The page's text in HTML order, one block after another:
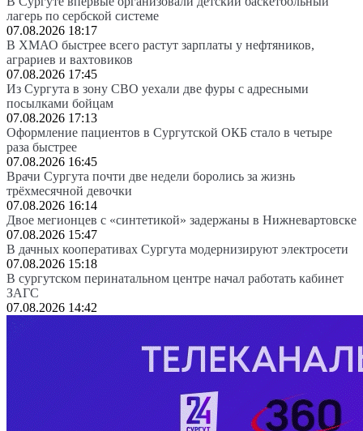
лагерь по сербской системе
07.08.2026 18:17
В ХМАО быстрее всего растут зарплаты у нефтяников,
аграриев и вахтовиков
07.08.2026 17:45
Из Сургута в зону СВО уехали две фуры с адресными
посылками бойцам
07.08.2026 17:13
Оформление пациентов в Сургутской ОКБ стало в четыре
раза быстрее
07.08.2026 16:45
Врачи Сургута почти две недели боролись за жизнь
трёхмесячной девочки
07.08.2026 16:14
Двое мегионцев с «синтетикой» задержаны в Нижневартовске
07.08.2026 15:47
В дачных кооперативах Сургута модернизируют электросети
07.08.2026 15:18
В сургутском перинатальном центре начал работать кабинет
ЗАГС
07.08.2026 14:42